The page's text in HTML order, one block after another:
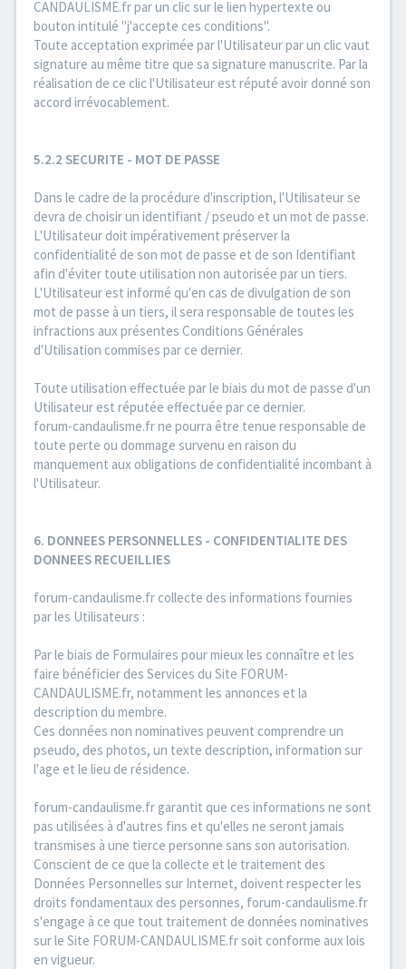
CANDAULISME.fr par un clic sur le lien hypertexte ou
bouton intitulé "j'accepte ces conditions".
Toute acceptation exprimée par l'Utilisateur par un clic vaut
signature au même titre que sa signature manuscrite. Par la
réalisation de ce clic l'Utilisateur est réputé avoir donné son
accord irrévocablement.
5.2.2 SECURITE - MOT DE PASSE
Dans le cadre de la procédure d'inscription, l'Utilisateur se
devra de choisir un identifiant / pseudo et un mot de passe.
L'Utilisateur doit impérativement préserver la
confidentialité de son mot de passe et de son Identifiant
afin d'éviter toute utilisation non autorisée par un tiers.
L'Utilisateur est informé qu'en cas de divulgation de son
mot de passe à un tiers, il sera responsable de toutes les
infractions aux présentes Conditions Générales
d'Utilisation commises par ce dernier.
Toute utilisation effectuée par le biais du mot de passe d'un
Utilisateur est réputée effectuée par ce dernier.
forum-candaulisme.fr ne pourra être tenue responsable de
toute perte ou dommage survenu en raison du
manquement aux obligations de confidentialité incombant à
l'Utilisateur.
6. DONNEES PERSONNELLES - CONFIDENTIALITE DES
DONNEES RECUEILLIES
forum-candaulisme.fr collecte des informations fournies
par les Utilisateurs :
Par le biais de Formulaires pour mieux les connaître et les
faire bénéficier des Services du Site FORUM-
CANDAULISME.fr, notamment les annonces et la
description du membre.
Ces données non nominatives peuvent comprendre un
pseudo, des photos, un texte description, information sur
l'age et le lieu de résidence.
forum-candaulisme.fr garantit que ces informations ne sont
pas utilisées à d'autres fins et qu'elles ne seront jamais
transmises à une tierce personne sans son autorisation.
Conscient de ce que la collecte et le traitement des
Données Personnelles sur Internet, doivent respecter les
droits fondamentaux des personnes, forum-candaulisme.fr
s'engage à ce que tout traitement de données nominatives
sur le Site FORUM-CANDAULISME.fr soit conforme aux lois
en vigueur.